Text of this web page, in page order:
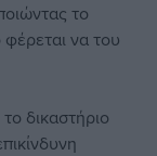
το
να του
δικαστήριο